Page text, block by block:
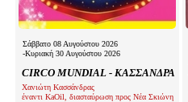
Σάββατο 08 Αυγούστου 2026
-Κυριακή 30 Αυγούστου 2026
CIRCO MUNDIAL - ΚΑΣΣΑΝΔΡΑ
Χανιώτη Κασσάνδρας
έναντι KaOil, διασταύρωση προς Νέα Σκιώνη